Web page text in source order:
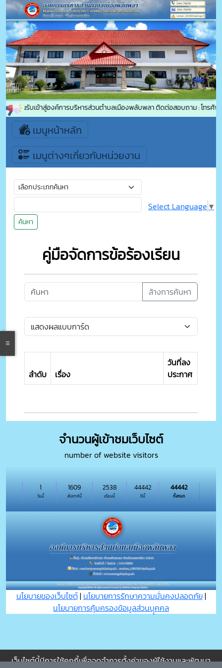
ดีต้อนรับเข้าสู่องค์การบริหารส่วนตำบลเมืองพลับพลา ติดต่อสอบถาม : โทรศัพท์
เมนูหน้าหลัก
เมนูต่างๆเกี่ยวกับหน่วยงาน
ค้นหา
Select Language ▼
คู่มือจัดการข้อร้องเรียน
ล้างการค้นหา
ลำดับ เรื่อง
วันที่ลง
ประกาศ
จำนวนผู้เข้าชมเว็บไซต์
number of website visitors
วันนี้
1
สัปดาห์นี้
1609
เดือนนี้
2538
ปีนี้
44442
ทั้งหมด
44442
นโยบายของเว็บไซต์| นโยบายการรักษาความมั่นคงปลอดภัย|
นโยบายการคุ้มครองข้อมูลส่วนบุุคคล
เว็บไซต์นี้มีการใช้คุกกี้เพื่อจดจำการตั้งค่าของผู้ใช้งานและพัฒนา